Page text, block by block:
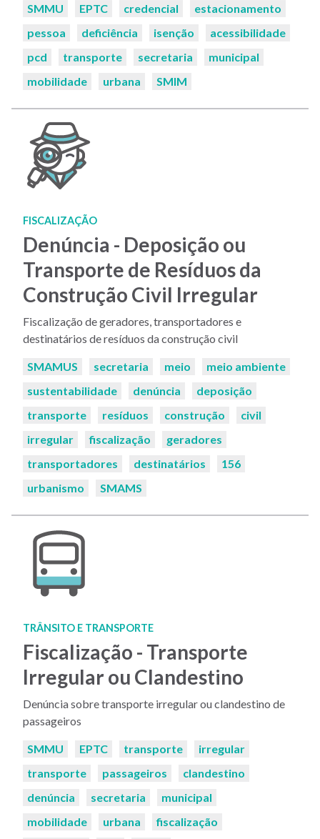
Palavras-
SMMU EPTC credencial
estacionamento
pessoa
deficiência isenção
acessibilidade
pcd
transporte secretaria
municipal
mobilidade
urbana SMIM
FISCALIZAÇÃO
Denúncia - Deposição ou
Transporte de Resíduos da
Construção Civil Irregular
Fiscalização de geradores, transportadores e
destinatários de resíduos da construção civil
Palavras-
SMAMUS secretaria meio
meio ambiente
sustentabilidade
denúncia
deposição
transporte
resíduos construção
civil
irregular
fiscalização
geradores
transportadores
destinatários
156
urbanismo
SMAMS
TRÂNSITO E TRANSPORTE
Fiscalização - Transporte
Irregular ou Clandestino
Denúncia sobre transporte irregular ou clandestino de
passageiros
Palavras-
SMMU EPTC transporte
irregular
transporte
passageiros
clandestino
denúncia
secretaria
municipal
mobilidade
urbana
fiscalização